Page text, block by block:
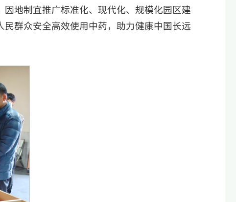
地制宜推广标准化、现代化、规模化园区建
群众安全高效使用中药，助力健康中国长远